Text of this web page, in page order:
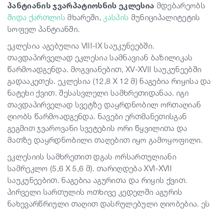
ტრანსპორტი
ივენთები
დაგეგმე მოგზაურობა
საქართველო
პანტიანის ჯვარპატიოსნის ეკლესია მდებარეობს
შიდა ქართლის მხარეში,კასპის მუნიციპალიტეტის
სოფელ პანტიანში.
ეკლესია აგებულია VIII-IX საუკუნეებში.
თავდაპირველად ეკლესია სამნავიან ბაზილიკას
წარმოადგენდა. მოგვიანებით, XV-XVII საუკუნეებში
გადააკეთეს. ეკლესია (12,8 X 12 მ) ნაგებია რიყისა და
ნატეხი ქვით. შესასვლელი სამხრეთიდანაა. იგი
თავდაპირველად სვეტზე დაყრდნობილ ორთაღიან
ღიობს წარმოადგენდა. ნავები ერთმანეთისგან
გეგმით ჯვაროვანი სვეტების ორი წყვილითა და
მათზე დაყრდნობილი თაღებით იყო გამოყოფილი.
ეკლესიის სამხრეთით დგას ორსართულიანი
სამრეკლო (5,6 X 5,6 მ). თარიღდება XVI-XVII
საუკუნეებით. ნაგებია აგურითა და რიყის ქვით.
პირველი სართულის ოთხივე კედელში აგურის
ნახევარწრიული თაღით დასრულებული ღიობებია. ეს